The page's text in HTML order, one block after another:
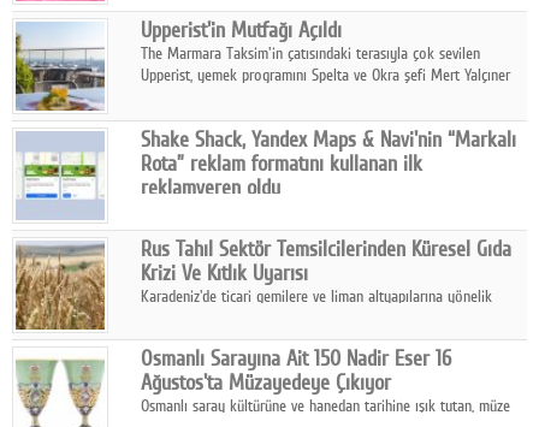
ürünleriyle hem yurt içinde hem de uluslararası pazarlarda
büyümesini sürdürüyor.
Upperist'in Mutfağı Açıldı
The Marmara Taksim'in çatısındaki terasıyla çok sevilen
Upperist, yemek programını Spelta ve Okra şefi Mert Yalçıner
Shake Shack, Yandex Maps & Navi'nin “Markalı
Rota” reklam formatını kullanan ilk
reklamveren oldu
artırmak amacıyla Cereyan Medya ve Yandex Ads iş birliğiyle
Yandex Maps & Navi'nin yeni "Markalı Rota" reklam formatını
kullanan ilk marka oldu.
Rus Tahıl Sektör Temsilcilerinden Küresel Gıda
Krizi Ve Kıtlık Uyarısı
Karadeniz'de ticari gemilere ve liman altyapılarına yönelik
geçirdi.
Osmanlı Sarayına Ait 150 Nadir Eser 16
Ağustos'ta Müzayedeye Çıkıyor
Osmanlı saray kültürüne ve hanedan tarihine ışık tutan, müze